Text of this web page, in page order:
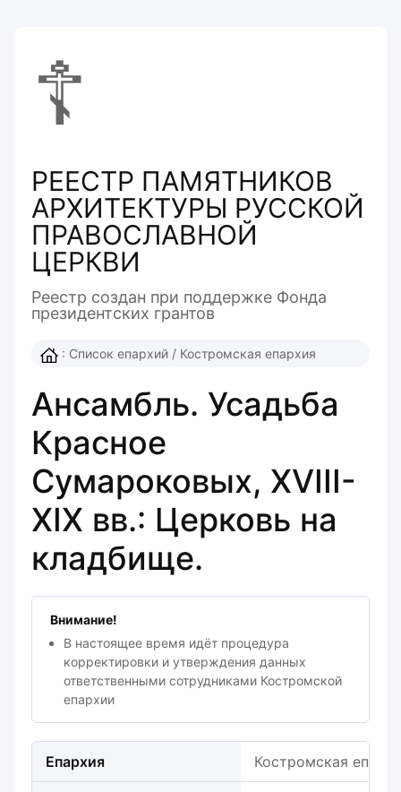
☦
РЕЕСТР ПАМЯТНИКОВ
АРХИТЕКТУРЫ РУССКОЙ
ПРАВОСЛАВНОЙ
ЦЕРКВИ
Реестр создан при поддержке Фонда
президентcких грантов
: Список епархий / Костромская епархия
Ансамбль. Усадьба
Красное
Сумароковых, XVIII-
XIX вв.: Церковь на
кладбище.
Внимание!
В настоящее время идёт процедура
корректировки и утверждения данных
ответственными сотрудниками Костромской
епархии
Епархия Костромская